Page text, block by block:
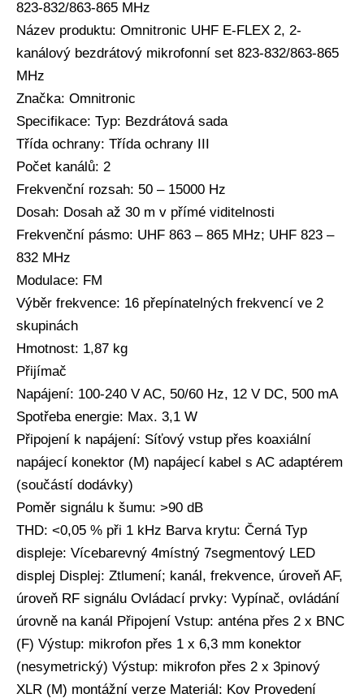
823-832/863-865 MHz
Název produktu: Omnitronic UHF E-FLEX 2, 2-
kanálový bezdrátový mikrofonní set 823-832/863-865
MHz
Značka: Omnitronic
Specifikace: Typ: Bezdrátová sada
Třída ochrany: Třída ochrany III
Počet kanálů: 2
Frekvenční rozsah: 50 – 15000 Hz
Dosah: Dosah až 30 m v přímé viditelnosti
Frekvenční pásmo: UHF 863 – 865 MHz; UHF 823 –
832 MHz
Modulace: FM
Výběr frekvence: 16 přepínatelných frekvencí ve 2
skupinách
Hmotnost: 1,87 kg
Přijímač
Napájení: 100-240 V AC, 50/60 Hz, 12 V DC, 500 mA
Spotřeba energie: Max. 3,1 W
Připojení k napájení: Síťový vstup přes koaxiální
napájecí konektor (M) napájecí kabel s AC adaptérem
(součástí dodávky)
Poměr signálu k šumu: >90 dB
THD: <0,05 % při 1 kHz Barva krytu: Černá Typ
displeje: Vícebarevný 4místný 7segmentový LED
displej Displej: Ztlumení; kanál, frekvence, úroveň AF,
úroveň RF signálu Ovládací prvky: Vypínač, ovládání
úrovně na kanál Připojení Vstup: anténa přes 2 x BNC
(F) Výstup: mikrofon přes 1 x 6,3 mm konektor
(nesymetrický) Výstup: mikrofon přes 2 x 3pinový
XLR (M) montážní verze Materiál: Kov Provedení